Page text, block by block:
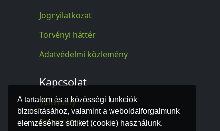
A tartalom és a közösségi funkciók
biztosításához, valamint a weboldalforgalmunk
elemzéséhez sütiket (cookie) használunk.
Jognyilatkozat
Törvényi háttér
Adatvédelmi közlemény
Kapcsolat
Vélemény
Kapcsolat